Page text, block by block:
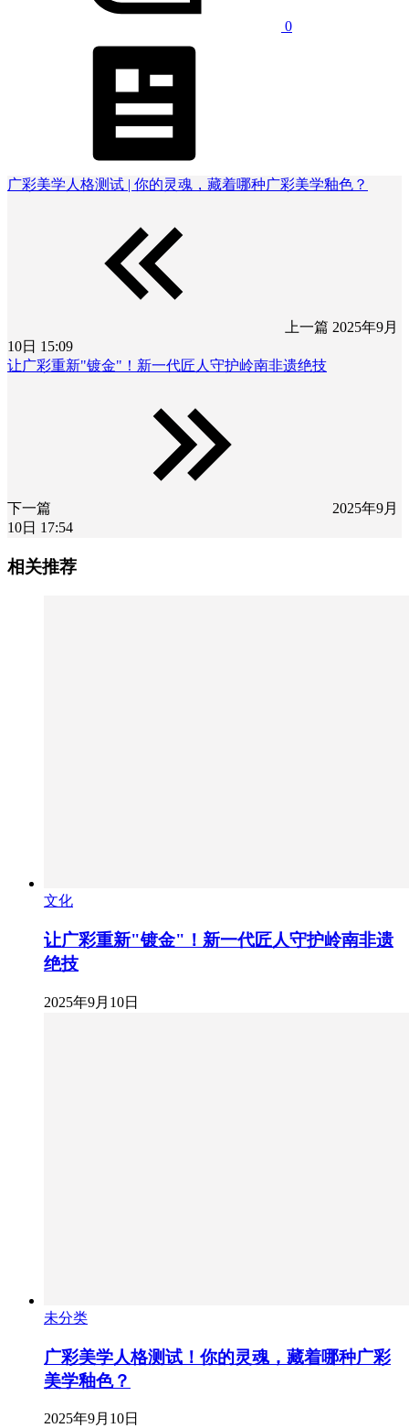
0
广彩美学人格测试 | 你的灵魂，藏着哪种广彩美学釉色？
上一篇 2025年9月
10日 15:09
让广彩重新"镀金"！新一代匠人守护岭南非遗绝技
下一篇
2025年9月
10日 17:54
相关推荐
文化
让广彩重新"镀金"！新一代匠人守护岭南非遗
绝技
2025年9月10日
未分类
广彩美学人格测试！你的灵魂，藏着哪种广彩
美学釉色？
2025年9月10日